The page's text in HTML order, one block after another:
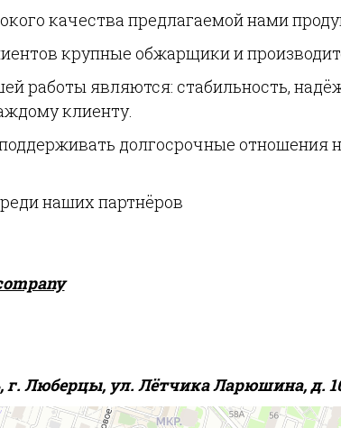
качества предлагаемой нами
крупные обжарщики и
работы являются: стабильность,
клиенту.
долгосрочные отношения
наших партнёров
г. Люберцы, ул. Лётчика Ларюшина, д.